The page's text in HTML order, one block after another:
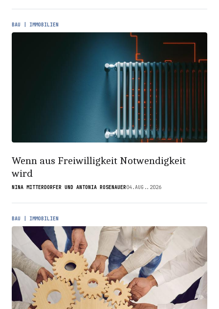
BAU | IMMOBILIEN
Wenn aus Freiwilligkeit Notwendigkeit
wird
NINA MITTERDORFER UND ANTONIA ROSENAUER04.AUG..2026
BAU | IMMOBILIEN